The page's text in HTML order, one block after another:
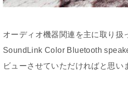
オーディオ機器関連を主に取り
SoundLink Color Bluetooth
ビューさせていただければと思い